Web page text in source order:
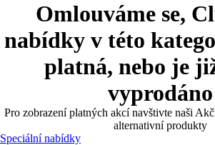
Omlouváme se,
nabídky v této
platná, nebo je
vyprodáno
Pro zobrazení platných akcí navštivte naši
alternativní produkty
Speciální nabídky